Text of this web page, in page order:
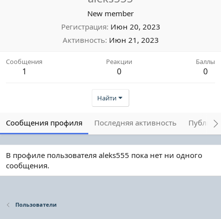
New member
Регистрация Июн 20, 2023
Активность Июн 21, 2023
Сообщения
1
Реакции
0
Баллы
0
Найти
Сообщения профиля Последняя активность
В профиле пользователя aleks555 пока нет ни одного
сообщения.
Пользователи